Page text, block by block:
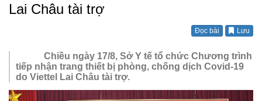
2026
Lai Châu tài trợ
Đọc bài Lưu
Chiều ngày 17/8, Sở Y tế tổ chức Chương trình
tiếp nhận trang thiết bị phòng, chống dịch Covid-19
do Viettel Lai Châu tài trợ.